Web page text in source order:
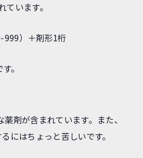
います。
999）＋剤形1桁
。
剤が含まれています。また、
にはちょっと苦しいです。